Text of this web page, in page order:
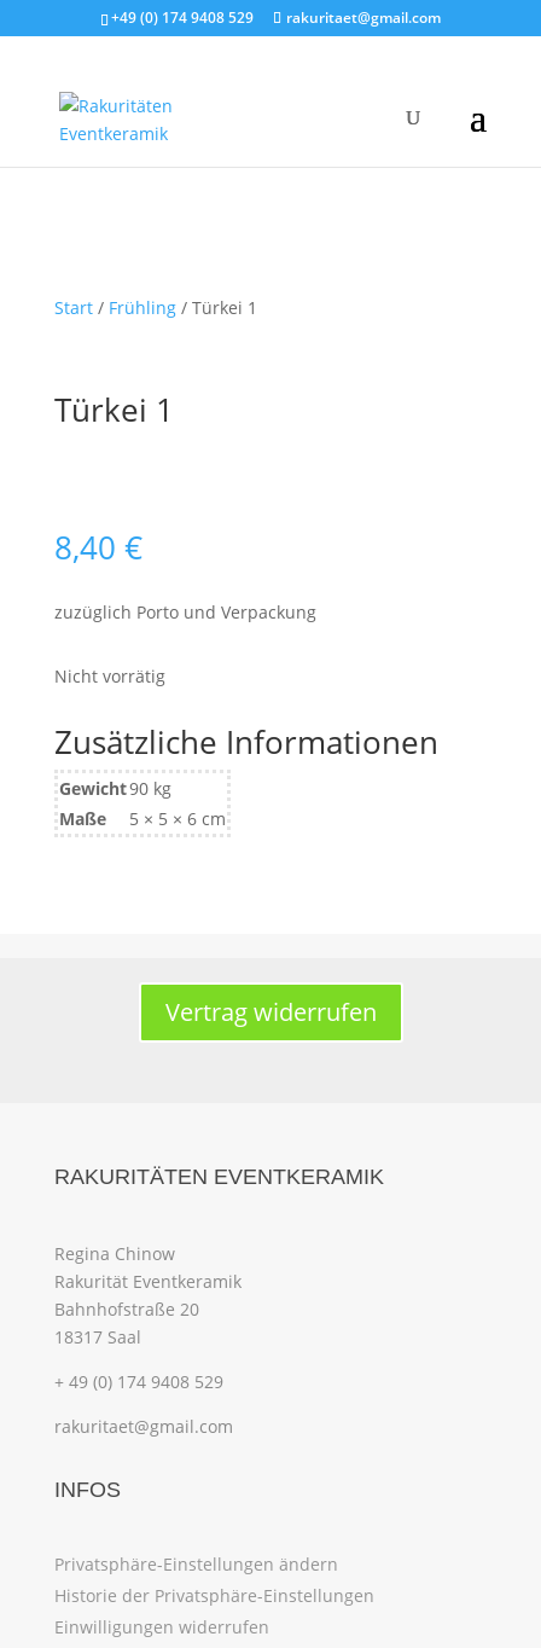
+49 (0) 174 9408 529 rakuritaet@gmail.com
Start/ Frühling/ Türkei 1
Türkei 1
8,40 €
zuzüglich Porto und Verpackung
Nicht vorrätig
Zusätzliche Informationen
Gewicht90 kg
Maße
5 × 5 × 6 cm
Vertrag widerrufen
RAKURITÄTEN EVENTKERAMIK
Regina Chinow
Rakurität Eventkeramik
Bahnhofstraße 20
18317 Saal
+ 49 (0) 174 9408 529
rakuritaet@gmail.com
INFOS
Privatsphäre-Einstellungen ändern
Historie der Privatsphäre-Einstellungen
Einwilligungen widerrufen